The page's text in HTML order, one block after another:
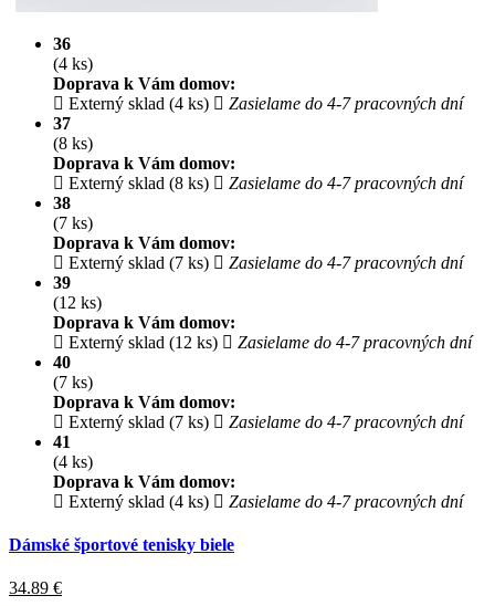
36
(4 ks)
Doprava k Vám domov:
Externý sklad (4 ks)
Zasielame do 4-7 pracovných dní
37
(8 ks)
Doprava k Vám domov:
Externý sklad (8 ks)
Zasielame do 4-7 pracovných dní
38
(7 ks)
Doprava k Vám domov:
Externý sklad (7 ks)
Zasielame do 4-7 pracovných dní
39
(12 ks)
Doprava k Vám domov:
Externý sklad (12 ks)
Zasielame do 4-7 pracovných dní
40
(7 ks)
Doprava k Vám domov:
Externý sklad (7 ks)
Zasielame do 4-7 pracovných dní
41
(4 ks)
Doprava k Vám domov:
Externý sklad (4 ks)
Zasielame do 4-7 pracovných dní
Dámské športové tenisky biele
34.89 €